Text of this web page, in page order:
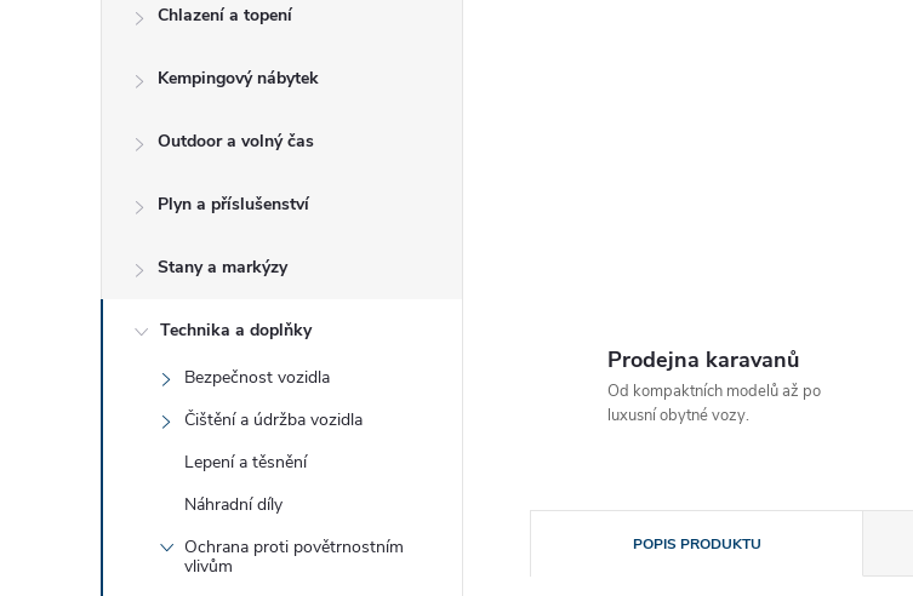
n
Chlazení a topení
Kempingový nábytek
Outdoor a volný čas
Plyn a příslušenství
Stany a markýzy
Technika a doplňky
Bezpečnost vozidla
Čištění a údržba vozidla
Lepení a těsnění
Náhradní díly
Ochrana proti povětrnostním
vlivům
Prodejna karavanů
Od kompaktních modelů až po
luxusní obytné vozy.
POPIS PRODUKTU